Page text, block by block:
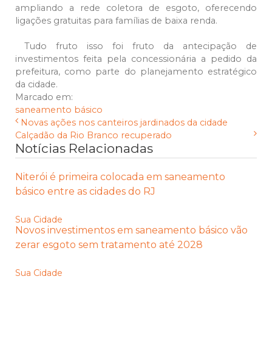
ampliando a rede coletora de esgoto, oferecendo
ligações gratuitas para famílias de baixa renda.
Tudo fruto isso foi fruto da antecipação de
investimentos feita pela concessionária a pedido da
prefeitura, como parte do planejamento estratégico
da cidade.
Marcado em:
saneamento básico
Novas ações nos canteiros jardinados da cidade
Calçadão da Rio Branco recuperado
Notícias Relacionadas
Niterói é primeira colocada em saneamento
básico entre as cidades do RJ
Sua Cidade
Novos investimentos em saneamento básico vão
zerar esgoto sem tratamento até 2028
Sua Cidade